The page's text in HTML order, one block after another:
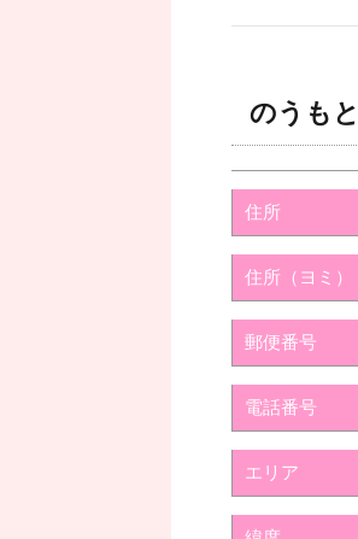
のうも
住所
住所（ヨミ）
郵便番号
電話番号
エリア